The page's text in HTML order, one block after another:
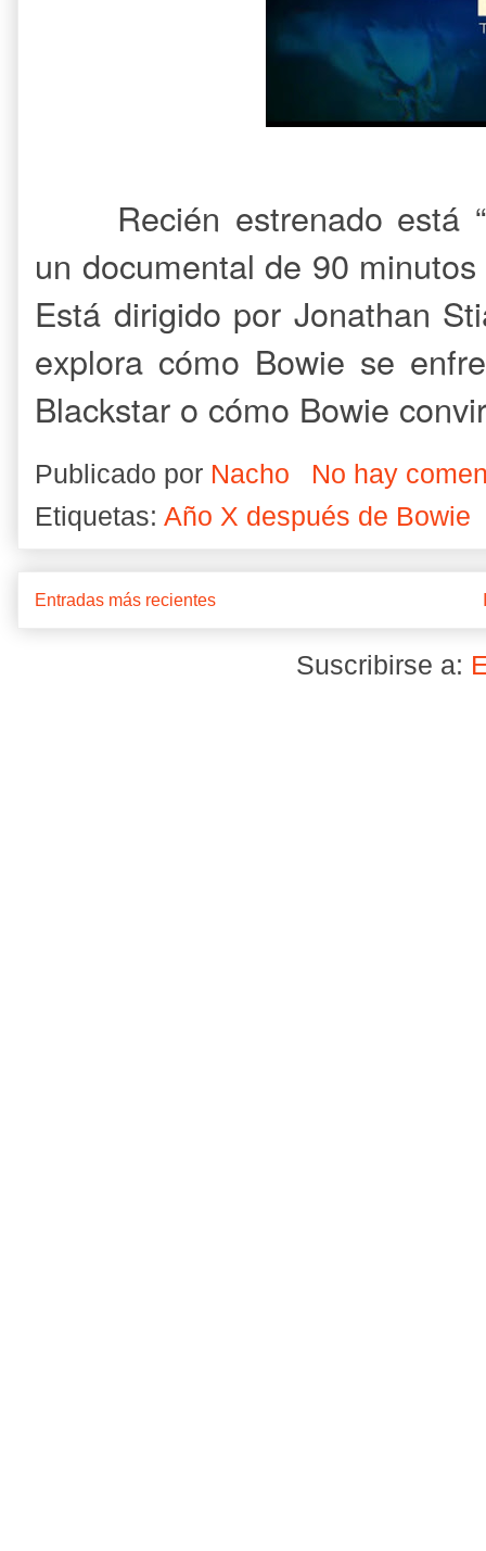
Recién estrenado está
un documental de 90
Está dirigido por Jonathan
explora cómo Bowie se
Blackstar o cómo Bowie
Publicado por Nacho
No hay
Etiquetas: Año X después de Bowie
Entradas más recientes
Suscribirse a: